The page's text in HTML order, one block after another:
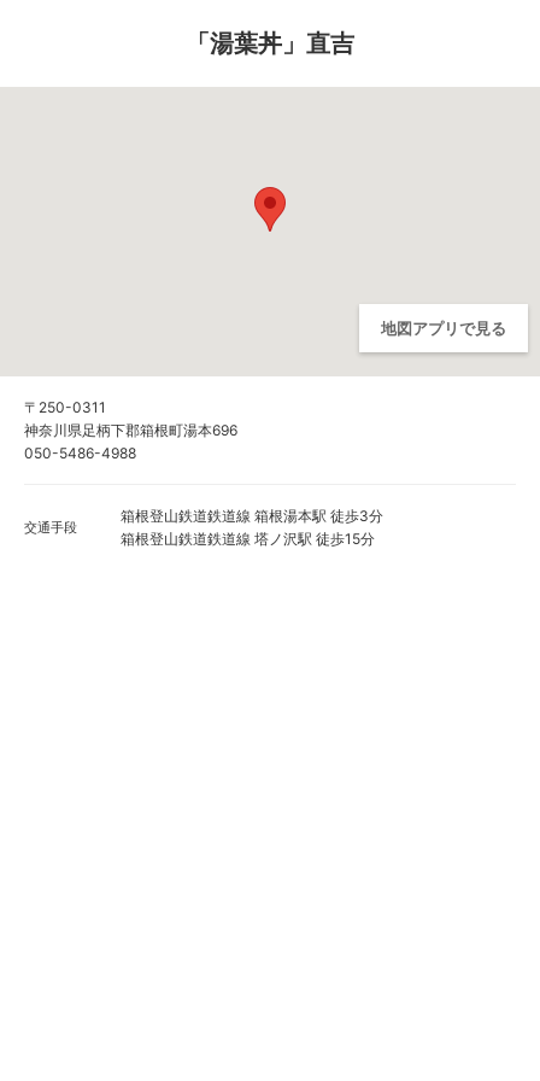
「湯葉丼」直吉
地図アプリで見る
〒250-0311
神奈川県足柄下郡箱根町湯本696
050-5486-4988
交通手段
箱根登山鉄道鉄道線 箱根湯本駅 徒歩3分
箱根登山鉄道鉄道線 塔ノ沢駅 徒歩15分